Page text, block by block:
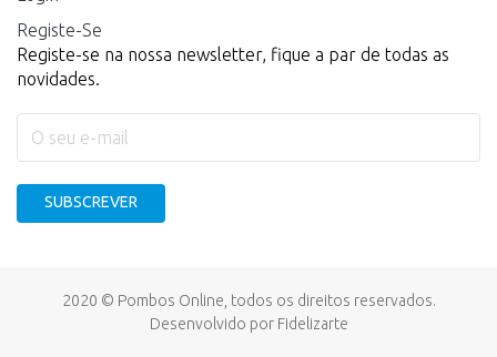
Registe-Se
Registe-se na nossa newsletter, fique a par de todas as
novidades.
SUBSCREVER
2020 © Pombos Online, todos os direitos reservados.
Desenvolvido por Fidelizarte